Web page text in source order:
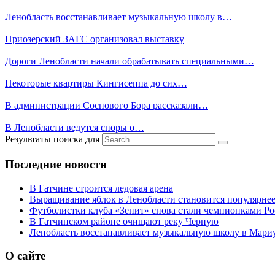
Ленобласть восстанавливает музыкальную школу в…
Приозерский ЗАГС организовал выставку
Дороги Ленобласти начали обрабатывать специальными…
Некоторые квартиры Кингисеппа до сих…
В администрации Соснового Бора рассказали…
В Ленобласти ведутся споры о…
Результаты поиска для
Последние новости
В Гатчине строится ледовая арена
Выращивание яблок в Ленобласти становится популярнее
Футболистки клуба «Зенит» снова стали чемпионками
В Гатчинском районе очищают реку Черную
Ленобласть восстанавливает музыкальную школу в
О сайте